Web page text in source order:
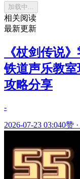
加载中...
相关阅读
最新更新
《杖剑传说
铁道声乐教
攻略分享
-
2026-07-23 03:040赞 ·